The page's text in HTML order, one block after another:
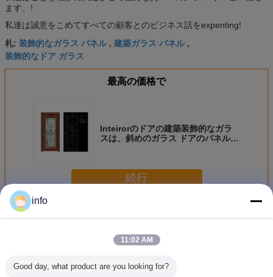
ます、!
私達は誠意をこめてすべての顧客とのビジネス話をexpenting!
札: 装飾的なガラス パネル, 建築ガラス パネル,
装飾的なドア ガラス
最高の価格で
Inteirorのドアの建築装飾的なガラ
スは、斜めのガラス ドアのパネルを
続行
多く装飾的なパネル ガラス
info
11:02 AM
Good day, what product are you looking for?